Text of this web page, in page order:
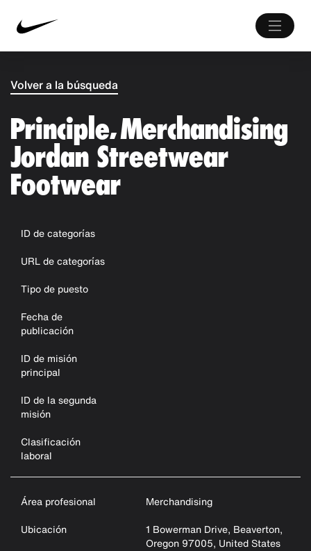
Volver a la búsqueda
Principle, Merchandising
Jordan Streetwear
Footwear
ID de categorías
URL de categorías
Tipo de puesto
Fecha de
publicación
ID de misión
principal
ID de la segunda
misión
Clasificación
laboral
Área profesional
Merchandising
Ubicación
1 Bowerman Drive, Beaverton,
Oregon 97005, United States